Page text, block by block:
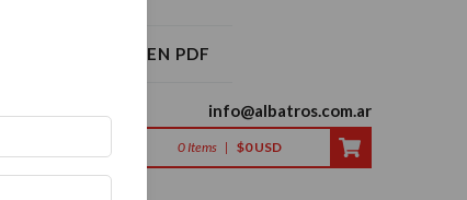
2026 EN PDF
info@albatros.com.ar
0 Items | $0 USD